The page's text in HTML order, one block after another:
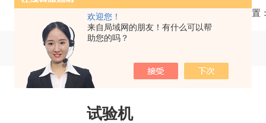
欢迎您！
来自局域网的朋友！有什么可以帮
助您的吗？
当前位置
试验机